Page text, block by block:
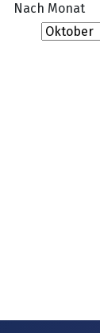
Nach Monat